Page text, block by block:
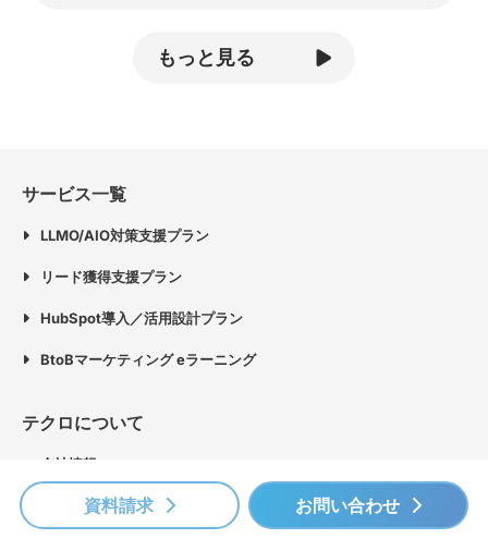
もっと見る
資料請求 お問い合わせ
サービス一覧
LLMO/AIO対策支援プラン
リード獲得支援プラン
HubSpot導入／活用設計プラン
BtoBマーケティング eラーニング
テクロについて
会社情報
代表からの挨拶